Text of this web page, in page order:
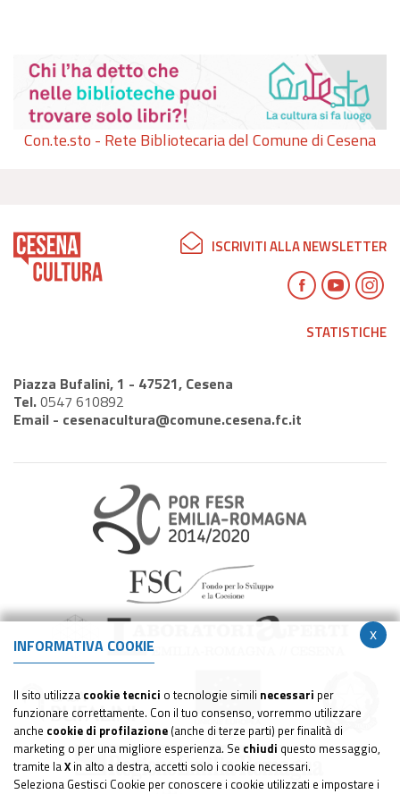
Con.te.sto - Rete Bibliotecaria del Comune di Cesena
ISCRIVITI ALLA NEWSLETTER
STATISTICHE
Piazza Bufalini, 1 - 47521, Cesena
Tel.0547 610892
Email - cesenacultura@comune.cesena.fc.it
x
INFORMATIVA COOKIE
Il sito utilizza cookie tecnici o tecnologie simili necessari per
funzionare correttamente. Con il tuo consenso, vorremmo utilizzare
anche cookie di profilazione (anche di terze parti) per finalità di
marketing o per una migliore esperienza. Se chiudi questo messaggio,
tramite laX in alto a destra, accetti solo i cookie necessari.
Seleziona Gestisci Cookie per conoscere i cookie utilizzati e impostare i